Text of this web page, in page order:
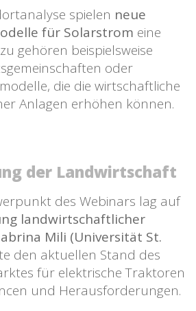
spielen neue
für Solarstrom eine
gehören beispielsweise
oder
die die wirtschaftliche
Anlagen erhöhen können.
der Landwirtschaft
des Webinars lag auf
landwirtschaftlicher
Mili (Universität St.
den aktuellen Stand des
für elektrische Traktoren
und Herausforderungen.